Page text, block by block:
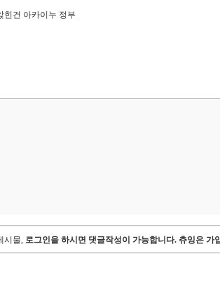
힌건 아카이누 정부
시물, 로그인을 하시면 댓글작성이 가능합니다. 츄잉은 가